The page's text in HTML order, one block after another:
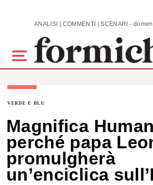
Skip to main content ANALISI |
VERDE E BLU
Magnifica
perché papa
promulgherà
un’enciclica